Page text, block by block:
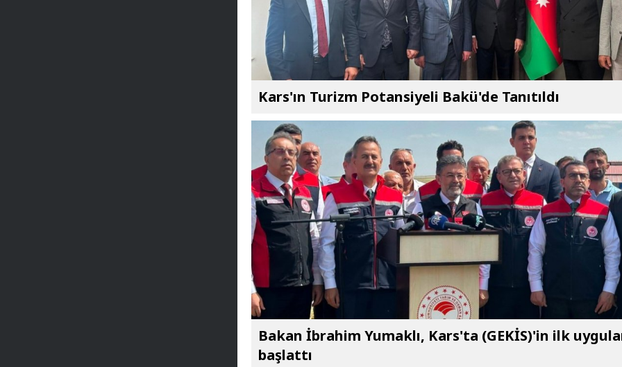
Kars'ın Turizm Potansiyeli Bakü'de Tanıtıldı
Bakan İbrahim Yumaklı, Kars'ta (GEKİS)'in ilk
başlattı